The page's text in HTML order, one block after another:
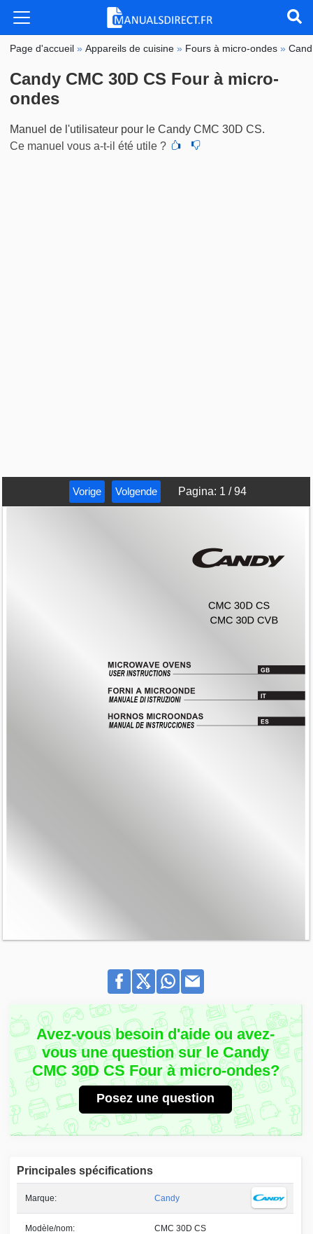
Page d'accueil »Appareils de cuisine » Fours à micro-ondes »
Candy CMC 30D CS Four à micro-
ondes
Manuel de l'utilisateur pour le Candy CMC 30D CS.
Ce manuel vous a-t-il été utile ?
Vorige Volgende Pagina: 1 /94
Avez-vous besoin d'aide ou avez-
vous une question sur le Candy
CMC 30D CS Four à micro-ondes?
Posez une question
Principales spécifications
Marque: Candy
Modèle/nom: CMC 30D CS